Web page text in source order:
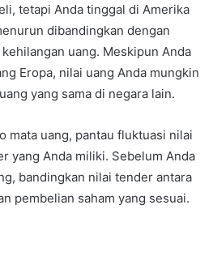
tetapi Anda tinggal di Amerika
dibandingkan dengan
uang. Meskipun Anda
Eropa, nilai uang Anda mungkin
yang sama di negara lain.
mata uang, pantau fluktuasi nilai
yang Anda miliki. Sebelum Anda
bandingkan nilai tender antara
pembelian saham yang sesuai.